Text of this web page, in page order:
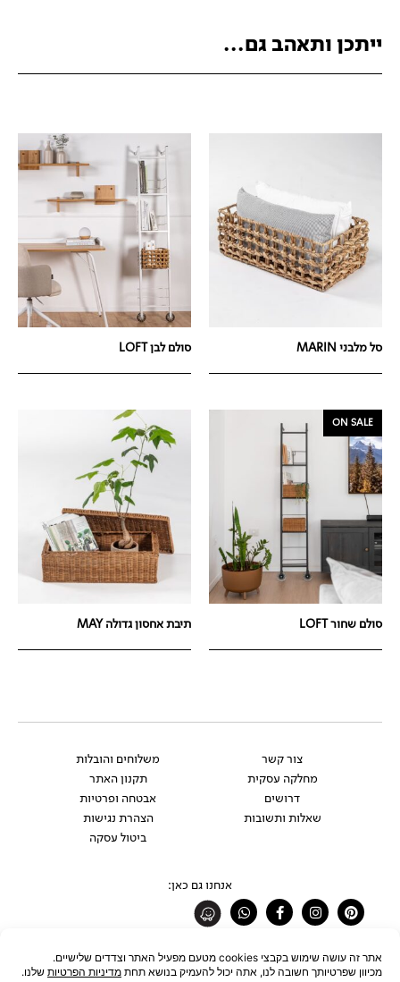
ייתכן ותאהב גם...
סל מלבני MARIN סולם לבן LOFT
ON SALE
סולם שחור LOFT תיבת אחסון גדולה MAY
צור קשר
מחלקה עסקית
דרושים
שאלות ותשובות
משלוחים והובלות
תקנון האתר
אבטחה ופרטיות
הצהרת נגישות
ביטול עסקה
אנחנו גם כאן:
Pinterest
Instagram
Facebook-
f
Whatsapp
רוצים להתעדכן לפני כולם?